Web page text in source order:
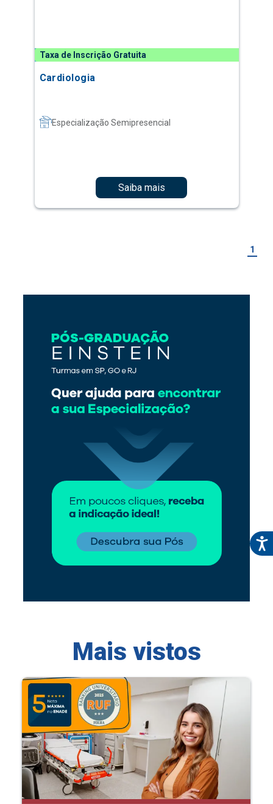
Taxa de Inscrição Gratuita
Cardiologia
Especialização Semipresencial
Saiba mais
1
Mais vistos